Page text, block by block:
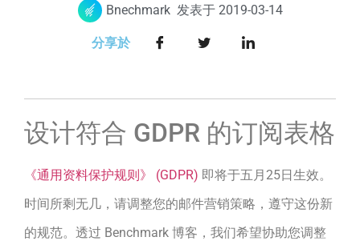
Bnechmark 发表于 2019-03-14
分享於
设计符合 GDPR 的订阅表格
《通用资料保护规则》 (GDPR) 即将于五月25日生效。
时间所剩无几，请调整您的邮件营销策略，遵守这份新
的规范。透过 Benchmark 博客，我们希望协助您调整